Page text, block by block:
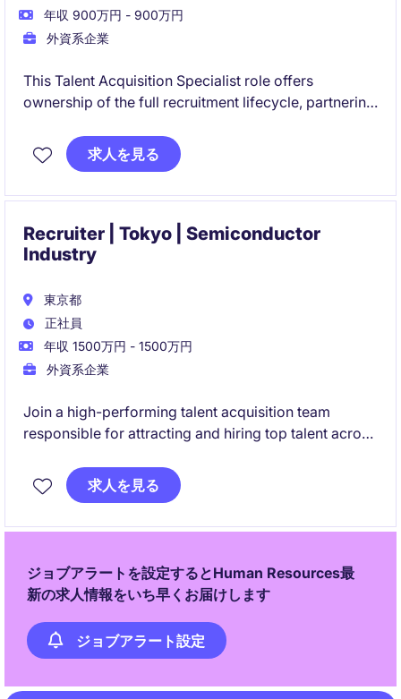
年収 900万円 - 900万円
外資系企業
This Talent Acquisition Specialist role offers
ownership of the full recruitment lifecycle, partnering
an excellent opportunity for a recruiter who thrives in
a fast-paced environment and enjoys building
求人を見る
Recruiter | Tokyo | Semiconductor
Industry
東京都
正社員
年収 1500万円 - 1500万円
外資系企業
Join a high-performing talent acquisition team
responsible for attracting and hiring top talent across
stakeholder partnership, market intelligence, and
recruitment project leadership within a global
求人を見る
ジョブアラートを設定するとHuman Resources最
新の求人情報をいち早くお届けします
ジョブアラート設定